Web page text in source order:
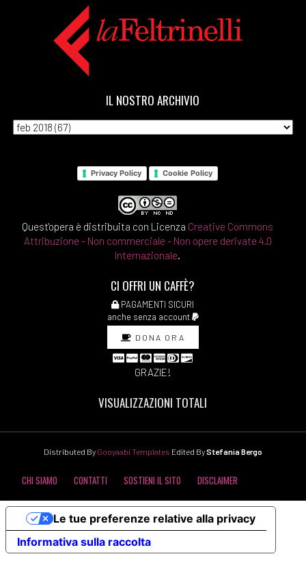
IL NOSTRO ARCHIVIO
Privacy Policy Cookie Policy
Quest'opera è distribuita con Licenza Creative Commons
Attribuzione - Non commerciale - Non opere derivate 4.0
Internazionale.
CI OFFRI UN CAFFÈ?
PAGAMENTI SICURI
anche senza account
DONA ORA
GRAZIE!
VISUALIZZAZIONI TOTALI
Distributed By Gooyaabi Templates Edited ByStefania Bergo
CHI SIAMO CONTATTI SOSTIENI IL SITO DISCLAIMER
COOKIE POLICY PRIVACY POLICY
Informativa sulla raccolta
Le tue preferenze relative alla privacy